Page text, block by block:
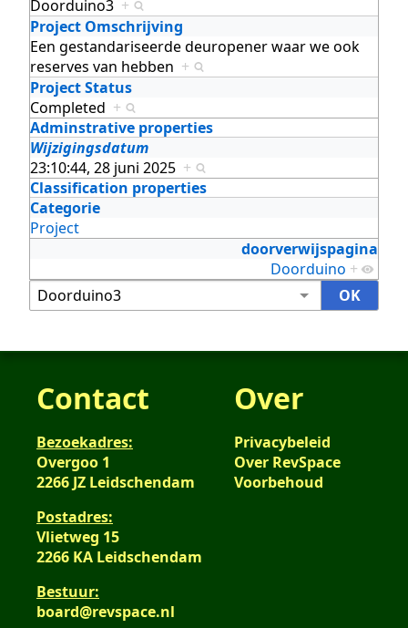
Doorduino3 +
Project Omschrijving
Een gestandariseerde deuropener waar we ook
reserves van hebben +
Project Status
Completed +
Adminstrative properties
Wijzigingsdatum
23:10:44, 28 juni 2025 +
Classification properties
Categorie
Project
doorverwijspagina
Doorduino +
Contact
Bezoekadres:
Overgoo 1
2266 JZ Leidschendam
Postadres:
Vlietweg 15
2266 KA Leidschendam
Bestuur:
board@revspace.nl
Over
Privacybeleid
Over RevSpace
Voorbehoud